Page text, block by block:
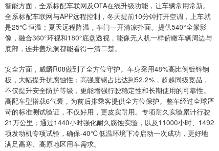
智能方面，全系标配车联网及OTA在线升级功能，让车辆常用常新。
全系标配车联网与APP远程控制，冬天提前10分钟打开空调，上车就
是25℃恒温；夏天远程降温，车门一开清凉扑面。提供540°全景影
像，融合360°环视和180°底盘透视，能像无人机一样俯瞰车辆周边与
底部，连井盖坑洞都能看得一清二楚。
安全方面，威麟R08做到了全方位守护。车身采用48%高比例镀锌钢
板，大幅提升抗腐蚀性；高强度钢占比达到52.2%，超越同级竞品，
不仅提升安全防护等级，更能增强行驶稳定性和长期使用的可靠性。
高配车型搭载6气囊，为前后排乘客提供全方位保护。整车经过全球严
苛的标准测试验证，不仅好用，更皮实耐用。专项耐久实验累计行驶
21万公里；通过1440小时强化耐久腐蚀实验，以及11000小时、1492
项发动机专项试验，确保-40℃低温环境下冷启动一次成功，更好地
满足高寒、高原地区用车需求。